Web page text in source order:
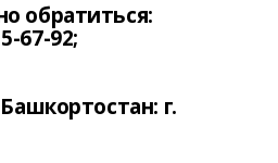
обратиться:
67-92;
г.